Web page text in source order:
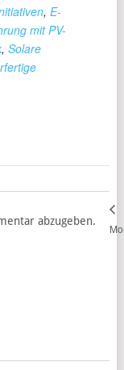
, E-
mit PV-
, Solare
abzugeben.